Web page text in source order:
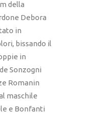
della
Debora
in
bissando il
in
Sonzogni
Romanin
maschile
e Bonfanti